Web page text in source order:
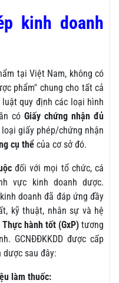
kinh doanh
tại Việt Nam, không có
phẩm" chung cho tất cả
quy định các loại hình
cóGiấy chứng nhận đủ
loại giấy phép/chứng nhận
cụ thể của cơ sở đó.
đối với mọi tổ chức, cá
vực kinh doanh dược.
doanh đã đáp ứng đầy
kỹ thuật, nhân sự và hệ
Thực hành tốt (GxP) tương
GCNĐĐKKDD được cấp
sau đây:
làm thuốc: